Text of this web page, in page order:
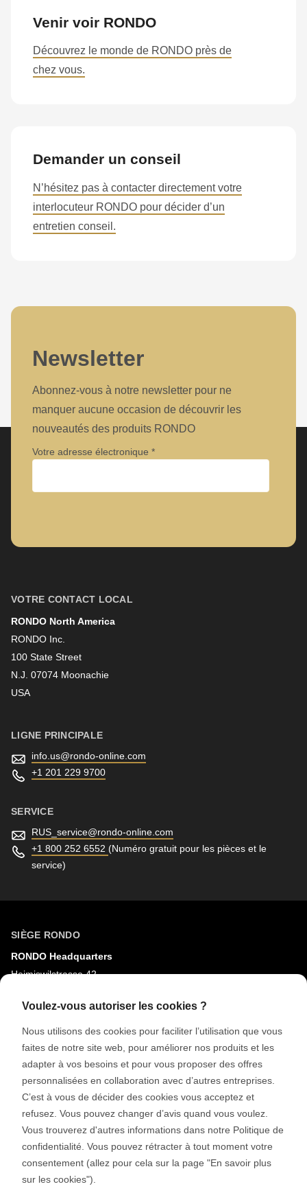
Venir voir RONDO
Découvrez le monde de RONDO près de
chez vous.
Demander un conseil
N’hésitez pas à contacter directement votre
interlocuteur RONDO pour décider d’un
entretien conseil.
Newsletter
Abonnez-vous à notre newsletter pour ne
manquer aucune occasion de découvrir les
nouveautés des produits RONDO
Votre adresse électronique
Nom
VOTRE CONTACT LOCAL
RONDO North America
RONDO Inc.
100 State Street
N.J. 07074 Moonachie
USA
LIGNE PRINCIPALE
info.us@rondo-online.com
+1 201 229 9700
SERVICE
RUS_service@rondo-online.com
+1 800 252 6552 (Numéro gratuit pour les pièces et le
service)
SIÈGE RONDO
RONDO Headquarters
Heimiswilstrasse 42
Suisse
MÉDIAS SOCIAUX
LinkedIn
Youtube
Google Reviews
Voulez-vous autoriser les cookies ?
Nous utilisons des cookies pour faciliter l’utilisation que vous
faites de notre site web, pour améliorer nos produits et les
adapter à vos besoins et pour vous proposer des offres
personnalisées en collaboration avec d’autres entreprises.
C’est à vous de décider des cookies vous acceptez et
refusez. Vous pouvez changer d’avis quand vous voulez.
Vous trouverez d'autres informations dans notre Politique de
confidentialité. Vous pouvez rétracter à tout moment votre
consentement (allez pour cela sur la page "En savoir plus
sur les cookies").